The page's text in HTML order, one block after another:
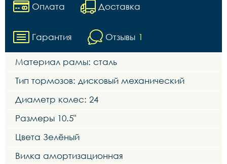
Оплата Доставка
Гарантия Отзывы 1
Материал рамы: сталь
Тип тормозов: дисковый механический
Диаметр колес: 24
Размеры 10.5"
Цвета Зелёный
Вилка амортизационная